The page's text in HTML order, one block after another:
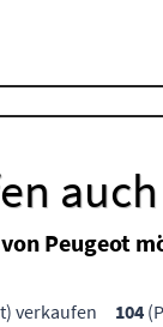
Peugeot
verkaufen 104